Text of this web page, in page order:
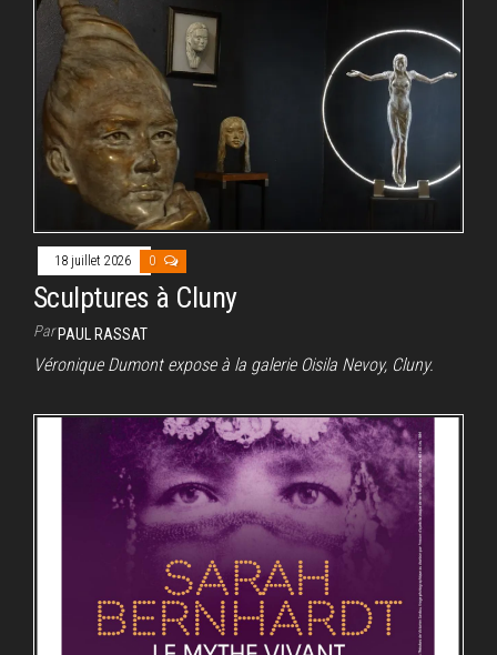
18 juillet 2026 0
Sculptures à Cluny
ParPAUL RASSAT
Véronique Dumont expose à la galerie Oisila Nevoy, Cluny.